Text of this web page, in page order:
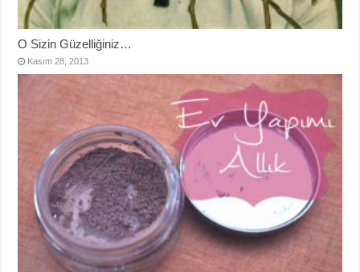
O Sizin Güzelliğiniz…
Kasım 28, 2013